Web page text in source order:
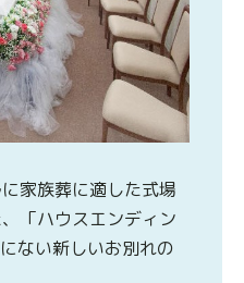
家族葬に適した式場
「ハウスエンディン
ない新しいお別れの